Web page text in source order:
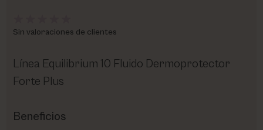
Sin valoraciones de clientes
Línea Equilibrium 10 Fluido Dermoprotector
Forte Plus
Beneficios